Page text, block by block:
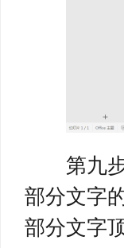
第九步
部分文字
部分文字